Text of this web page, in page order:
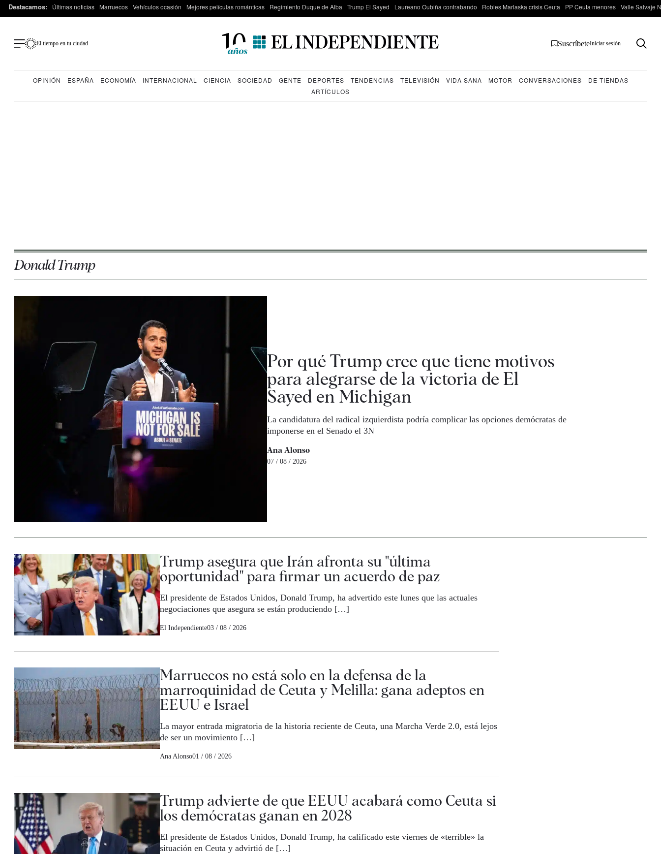
Destacamos: Últimas noticias Marruecos Vehículos ocasión Mejores películas románticas Regimiento Duque de Alba Trump El Sayed Laureano Oubiña contrabando Robles Marlaska crisis Ceuta PP Ceuta menores Valle Salvaje
El tiempo en tu ciudad SuscríbeteIniciar sesión
OPINIÓN ESPAÑA ECONOMÍA INTERNACIONAL CIENCIA SOCIEDAD GENTE DEPORTES TENDENCIAS TELEVISIÓN VIDA SANA MOTOR CONVERSACIONES
DE TIENDAS
ARTÍCULOS
Donald Trump
Por qué Trump cree que tiene motivos
para alegrarse de la victoria de El
Sayed en Michigan
La candidatura del radical izquierdista podría complicar las opciones demócratas de
imponerse en el Senado el 3N
Ana Alonso
07 / 08 / 2026
Trump asegura que Irán afronta su "última
oportunidad" para firmar un acuerdo de paz
El presidente de Estados Unidos, Donald Trump, ha advertido este lunes que las actuales
negociaciones que asegura se están produciendo […]
El Independiente03 / 08 / 2026
Marruecos no está solo en la defensa de la
marroquinidad de Ceuta y Melilla: gana adeptos en
EEUU e Israel
La mayor entrada migratoria de la historia reciente de Ceuta, una Marcha Verde 2.0, está lejos
de ser un movimiento […]
Ana Alonso01 / 08 / 2026
Trump advierte de que EEUU acabará como Ceuta si
los demócratas ganan en 2028
El presidente de Estados Unidos, Donald Trump, ha calificado este viernes de «terrible» la
situación en Ceuta y advirtió de […]